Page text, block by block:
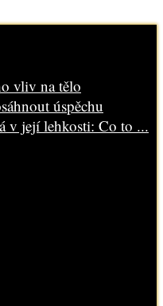
vliv na tělo
úspěchu
v její lehkosti: Co to ...